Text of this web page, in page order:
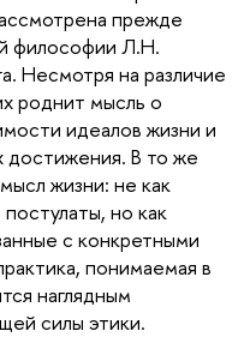
прежде
философии Л.Н.
Несмотря на различие
роднит мысль о
идеалов жизни и
достижения. В то же
жизни: не как
но как
с конкретными
понимаемая в
наглядным
силы этики.